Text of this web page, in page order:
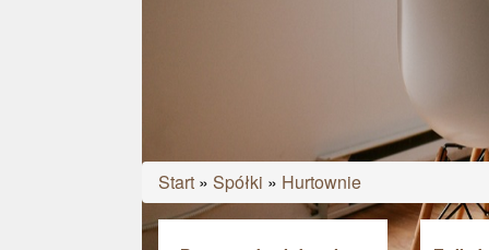
Start » Spółki » Hurtownie